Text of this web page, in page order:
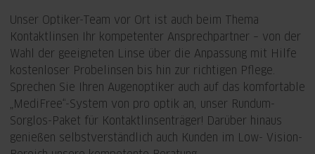
Unser Optiker-Team vor Ort ist auch beim Thema
Kontaktlinsen Ihr kompetenter Ansprechpartner – von der
Wahl der geeigneten Linse über die Anpassung mit Hilfe
kostenloser Probelinsen bis hin zur richtigen Pflege.
Sprechen Sie Ihren Augenoptiker auch auf das komfortable
„MediFree“-System von pro optik an, unser Rundum-
Sorglos-Paket für Kontaktlinsenträger! Darüber hinaus
genießen selbstverständlich auch Kunden im Low- Vision-